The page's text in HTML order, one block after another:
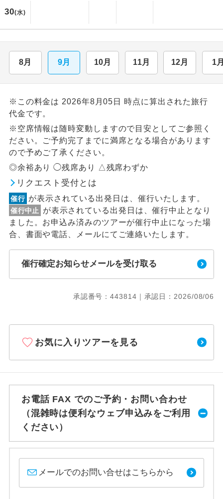
30(水)
8月 9月 10月 11月 12月 1
※この料金は 2026年8月05日 時点に算出された旅行
代金です。
※空席情報は随時変動しますので目安としてご参照く
ださい。ご予約完了までに満席となる場合があります
ので予めご了承ください。
◎余裕あり ◯残席あり △残席わずか
リクエスト受付とは
催行 が表示されている出発日は、催行いたします。
催行中止
が表示されている出発日は、催行中止となり
ました。お申込み済みのツアーが催行中止になった場
合、書面や電話、メールにてご連絡いたします。
催行確定お知らせメールを受け取る
承認番号：443814｜承認日：2026/08/06
お気に入りツアーを見る
お電話 FAX でのご予約・お問い合わせ
（混雑時は便利なウェブ申込みをご利用
ください）
メールでのお問い合せはこちらから